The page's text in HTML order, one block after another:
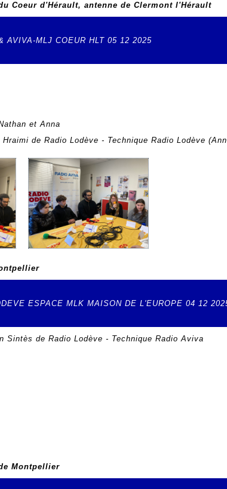
Coeur d'Hérault, antenne de Clermont l'Hérault
AVIVA-MLJ COEUR HLT 05 12 2025
et Anna
de Radio Lodève - Technique Radio Lodève
ESPACE MLK MAISON DE L'EUROPE 04 12
Sintès de Radio Lodève - Technique Radio Aviva
Montpellier